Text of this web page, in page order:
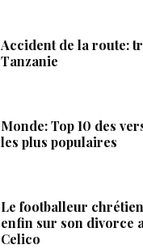
Accident de la route:
Tanzanie
Monde: Top 10 des
les plus populaires
Le footballeur
enfin sur son divorce
Celico